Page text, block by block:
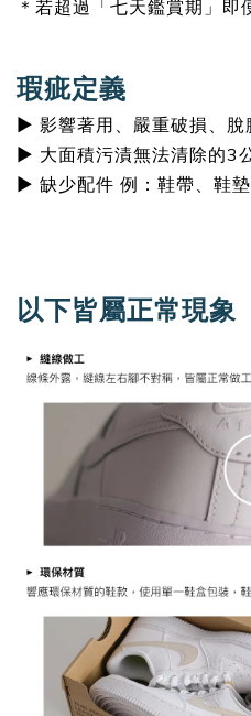
＊若超過「七天鑑賞期」即
瑕疵定義
▶ 影響著用、嚴重破損、脫
▶ 大面積污漬無法清除的3
▶ 缺少配件 例：鞋帶、鞋墊
以下皆屬正常現象